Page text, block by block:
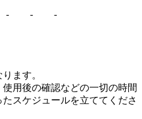
- - -
ます。
用後の確認などの一切の時間
スケジュールを立ててくださ